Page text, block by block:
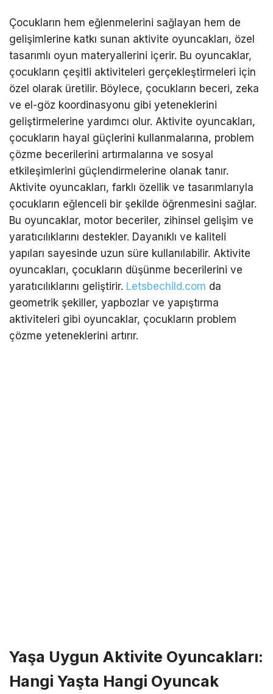
Çocukların hem eğlenmelerini sağlayan hem de
gelişimlerine katkı sunan aktivite oyuncakları, özel
tasarımlı oyun materyallerini içerir. Bu oyuncaklar,
çocukların çeşitli aktiviteleri gerçekleştirmeleri için
özel olarak üretilir. Böylece, çocukların beceri, zeka
ve el-göz koordinasyonu gibi yeteneklerini
geliştirmelerine yardımcı olur. Aktivite oyuncakları,
çocukların hayal güçlerini kullanmalarına, problem
çözme becerilerini artırmalarına ve sosyal
etkileşimlerini güçlendirmelerine olanak tanır.
Aktivite oyuncakları, farklı özellik ve tasarımlarıyla
çocukların eğlenceli bir şekilde öğrenmesini sağlar.
Bu oyuncaklar, motor beceriler, zihinsel gelişim ve
yaratıcılıklarını destekler. Dayanıklı ve kaliteli
yapıları sayesinde uzun süre kullanılabilir. Aktivite
oyuncakları, çocukların düşünme becerilerini ve
yaratıcılıklarını geliştirir. Letsbechild.com da
geometrik şekiller, yapbozlar ve yapıştırma
aktiviteleri gibi oyuncaklar, çocukların problem
çözme yeteneklerini artırır.
Yaşa Uygun Aktivite Oyuncakları:
Hangi Yaşta Hangi Oyuncak